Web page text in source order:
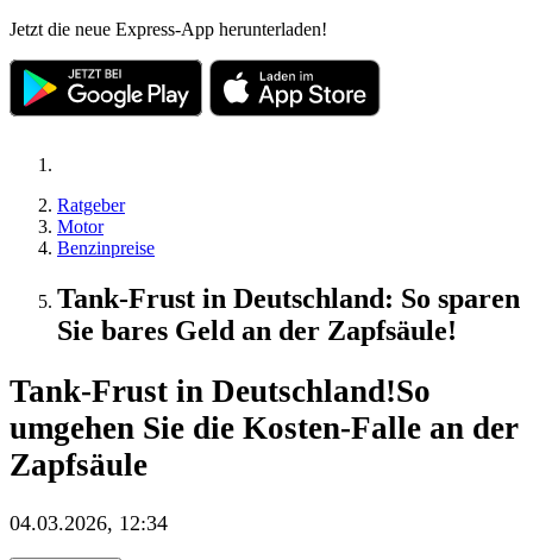
Jetzt die neue Express-App herunterladen!
Ratgeber
Motor
Benzinpreise
Tank-Frust in Deutschland: So sparen
Sie bares Geld an der Zapfsäule!
Tank-Frust in Deutschland!So
umgehen Sie die Kosten-Falle an der
Zapfsäule
04.03.2026, 12:34